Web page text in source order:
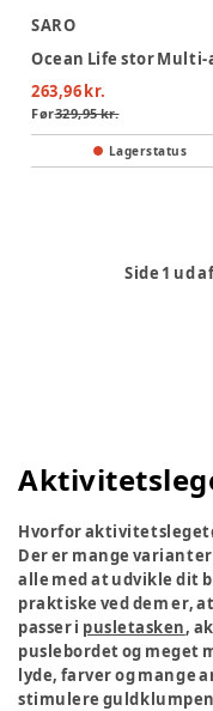
SARO
263,96 kr.
Før329,95 kr.
Lagerstatus
Side 1 ud
Hvorfor
Der er mange
alle med at udvikle dit
praktiske ved dem er,
passer i pusletasken,
puslebordet og meget
lyde, farver og mange
stimulere